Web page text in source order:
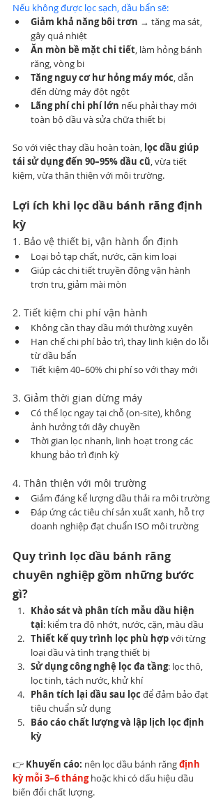
Nếu không được lọc sạch, dầu bẩn sẽ:
Giảm khả năng bôi trơn → tăng ma sát,
gây quá nhiệt
Ăn mòn bề mặt chi tiết, làm hỏng bánh
răng, vòng bi
Tăng nguy cơ hư hỏng máy móc, dẫn
đến dừng máy đột ngột
Lãng phí chi phí lớn nếu phải thay mới
toàn bộ dầu và sửa chữa thiết bị
So với việc thay dầu hoàn toàn, lọc dầu giúp
tái sử dụng đến 90–95% dầu cũ, vừa tiết
kiệm, vừa thân thiện với môi trường.
Lợi ích khi lọc dầu bánh răng định
kỳ
1. Bảo vệ thiết bị, vận hành ổn định
Loại bỏ tạp chất, nước, cặn kim loại
Giúp các chi tiết truyền động vận hành
trơn tru, giảm mài mòn
2. Tiết kiệm chi phí vận hành
Không cần thay dầu mới thường xuyên
Hạn chế chi phí bảo trì, thay linh kiện do lỗi
từ dầu bẩn
Tiết kiệm 40–60% chi phí so với thay mới
3. Giảm thời gian dừng máy
Có thể lọc ngay tại chỗ (on-site), không
ảnh hưởng tới dây chuyền
Thời gian lọc nhanh, linh hoạt trong các
khung bảo trì định kỳ
4. Thân thiện với môi trường
Giảm đáng kể lượng dầu thải ra môi trường
Đáp ứng các tiêu chí sản xuất xanh, hỗ trợ
doanh nghiệp đạt chuẩn ISO môi trường
Quy trình lọc dầu bánh răng
chuyên nghiệp gồm những bước
gì?
Khảo sát và phân tích mẫu dầu hiện
tại: kiểm tra độ nhớt, nước, cặn, màu dầu
Thiết kế quy trình lọc phù hợp với từng
loại dầu và tình trạng thiết bị
Sử dụng công nghệ lọc đa tầng: lọc thô,
lọc tinh, tách nước, khử khí
Phân tích lại dầu sau lọc để đảm bảo đạt
tiêu chuẩn sử dụng
Báo cáo chất lượng và lập lịch lọc định
kỳ
👉 Khuyến cáo: nên lọc dầu bánh răng định
kỳ mỗi 3–6 tháng hoặc khi có dấu hiệu dầu
biến đổi chất lượng.